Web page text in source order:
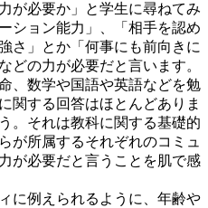
が必要か」と学生に尋ねてみ
ション能力」、「相手を認め
さ」とか「何事にも前向きに
どの力が必要だと言います。
、数学や国語や英語などを勉
関する回答はほとんどありま
。それは教科に関する基礎的
が所属するそれぞれのコミュ
が必要だと言うことを肌で感
に例えられるように、年齢や